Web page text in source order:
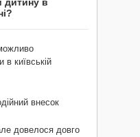
дитину в
в київській
внесок
довелося довго